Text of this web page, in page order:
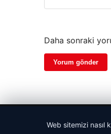
Daha sonraki
Web sitemizi nasıl